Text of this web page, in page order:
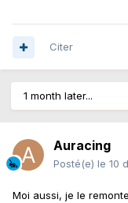
Citer
1 month later...
Auracing
Posté(e) le 10
Moi aussi, je le